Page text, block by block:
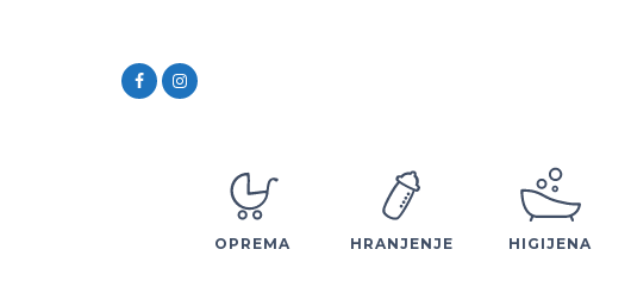
OPREMA HRANJENJE HIGIJENA